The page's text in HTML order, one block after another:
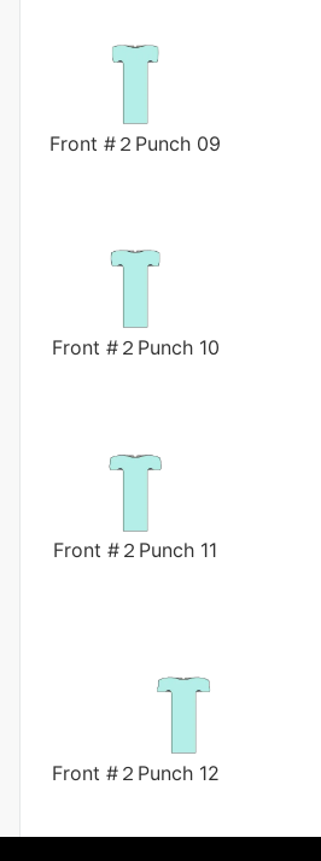
Front #２Punch 09
Front #２Punch 10
Front #２Punch 11
Front #２Punch 12